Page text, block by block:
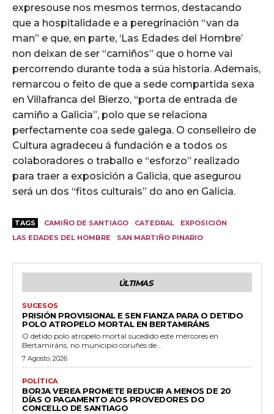
expresouse nos mesmos termos, destacando
que a hospitalidade e a peregrinación “van da
man” e que, en parte, ‘Las Edades del Hombre’
non deixan de ser “camiños” que o home vai
percorrendo durante toda a súa historia. Ademais,
remarcou o feito de que a sede compartida sexa
en Villafranca del Bierzo, “porta de entrada de
camiño a Galicia”, polo que se relaciona
perfectamente coa sede galega. O conselleiro de
Cultura agradeceu á fundación e a todos os
colaboradores o traballo e “esforzo” realizado
para traer a exposición a Galicia, que asegurou
será un dos “fitos culturais” do ano en Galicia.
TAGS CAMIÑO DE SANTIAGO CATEDRAL
EXPOSICIÓN
LAS EDADES DEL HOMBRE
SAN MARTIÑO PINARIO
ÚLTIMAS
SUCESOS
PRISIÓN PROVISIONAL E SEN FIANZA PARA O DETIDO
POLO ATROPELO MORTAL EN BERTAMIRÁNS
O detido polo atropelo mortal sucedido este mércores en
Bertamiráns, no municipio coruñés de...
7 Agosto, 2026
POLÍTICA
BORJA VEREA PROMETE REDUCIR A MENOS DE 20
DÍAS O PAGAMENTO AOS PROVEDORES DO
CONCELLO DE SANTIAGO